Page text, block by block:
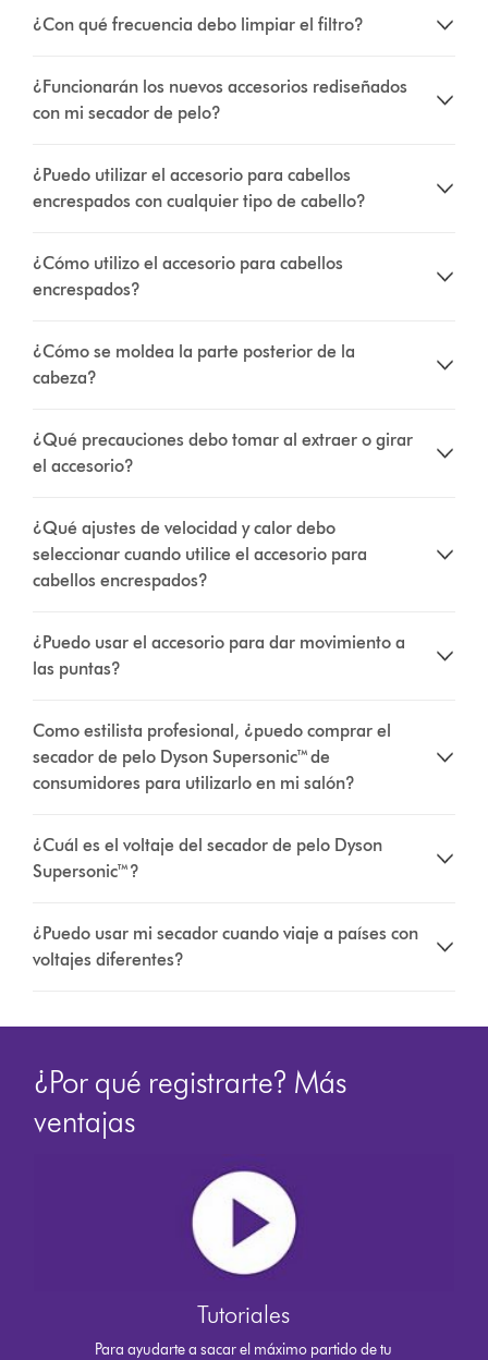
¿Con qué frecuencia debo limpiar el filtro?
¿Funcionarán los nuevos accesorios rediseñados
con mi secador de pelo?
¿Puedo utilizar el accesorio para cabellos
encrespados con cualquier tipo de cabello?
¿Cómo utilizo el accesorio para cabellos
encrespados?
¿Cómo se moldea la parte posterior de la
cabeza?
¿Qué precauciones debo tomar al extraer o girar
el accesorio?
¿Qué ajustes de velocidad y calor debo
seleccionar cuando utilice el accesorio para
cabellos encrespados?
¿Puedo usar el accesorio para dar movimiento a
las puntas?
Como estilista profesional, ¿puedo comprar el
secador de pelo Dyson Supersonic™ de
consumidores para utilizarlo en mi salón?
¿Cuál es el voltaje del secador de pelo Dyson
Supersonic™?
¿Puedo usar mi secador cuando viaje a países con
voltajes diferentes?
¿Por qué registrarte? Más
ventajas
Tutoriales
Para ayudarte a sacar el máximo partido de tu